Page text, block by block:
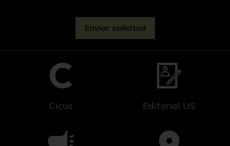
Cicus Editorial US